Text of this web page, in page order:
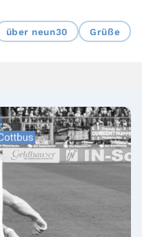
über neun30 Grüße